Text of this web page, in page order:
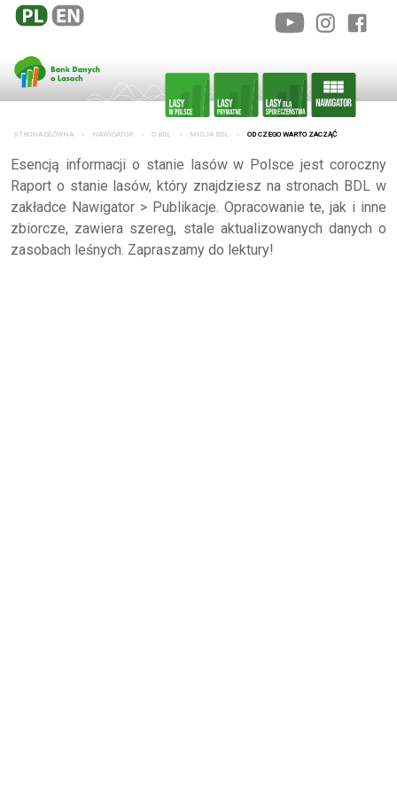
STRONA GŁÓWNA NAWIGATOR O BDL MISJA BDL OD CZEGO WARTO ZACZĄĆ
Esencją informacji o stanie lasów w Polsce jest coroczny
Raport o stanie lasów, który znajdziesz na stronach BDL w
zakładce Nawigator > Publikacje. Opracowanie te, jak i inne
zbiorcze, zawiera szereg, stale aktualizowanych danych o
zasobach leśnych. Zapraszamy do lektury!